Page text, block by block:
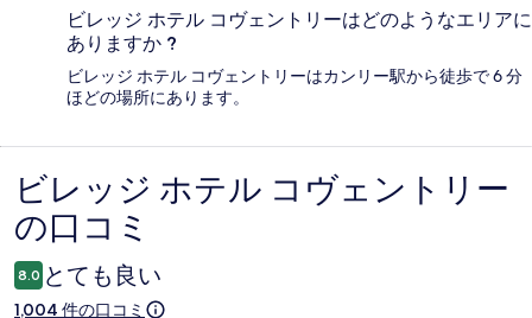
ビレッジ ホテル コヴェントリーはどのようなエリアに
ありますか ?
ビレッジ ホテル コヴェントリーはカンリー駅から徒歩で 6 分
ほどの場所にあります。
口
コ
ミ
ビレッジ ホテル コヴェントリー
の口コミ
8.0 とても良い
1,004 件の口コミ